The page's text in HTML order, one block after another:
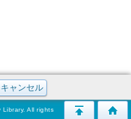
All rights